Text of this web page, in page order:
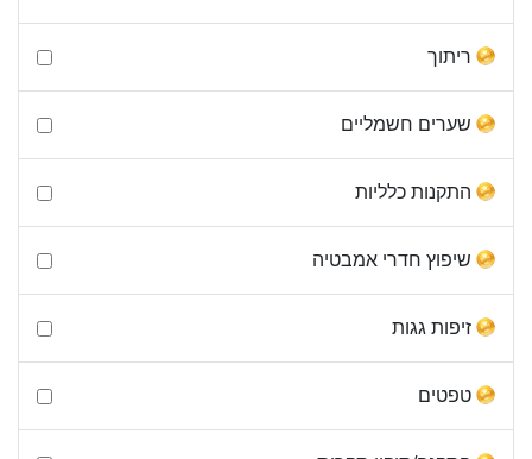
ריתוך
שערים חשמליים
התקנות כלליות
שיפוץ חדרי אמבטיה
זיפות גגות
טפטים